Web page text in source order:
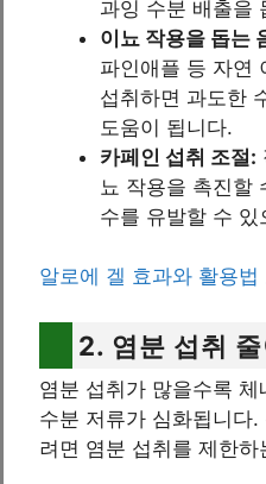
과잉 수분 배출을
이뇨 작용을 돕는
파인애플 등 자연
섭취하면 과도한
도움이 됩니다.
카페인 섭취 조절:
뇨 작용을 촉진할
수를 유발할 수
알로에 겔 효과와 활용법
2. 염분 섭취
염분 섭취가 많을수록
수분 저류가 심화됩니다
려면 염분 섭취를 제한